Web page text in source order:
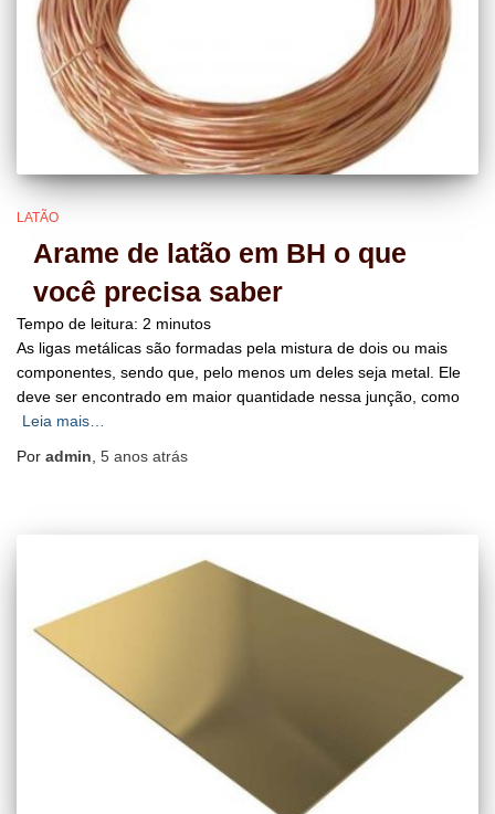
LATÃO
Arame de latão em BH o que
você precisa saber
Tempo de leitura: 2 minutos
As ligas metálicas são formadas pela mistura de dois ou mais
componentes, sendo que, pelo menos um deles seja metal. Ele
deve ser encontrado em maior quantidade nessa junção, como
Leia mais…
Por admin 5 anos atrás